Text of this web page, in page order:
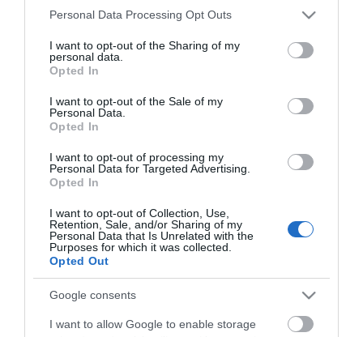
Please note that this website/app uses one or more Google
not limited to your visit or usage behaviour. You may click to
grant or deny consent to Google and its third-party tags to
use your data for below specified purposes in below Google
consent section.
Personal Data Processing Opt Outs
I want to opt-out of the Sharing of my
personal data.
Opted In
I want to opt-out of the Sale of my
Personal Data.
Opted In
I want to opt-out of processing my
Personal Data for Targeted Advertising.
Opted In
I want to opt-out of Collection, Use,
Retention, Sale, and/or Sharing of my
Personal Data that Is Unrelated with the
Purposes for which it was collected.
Opted Out
Google consents
I want to allow Google to enable storage
de rotaciones. Oyarzabal y Silva han entrado en la
convocatoria y probablemente sean titulares. Aritz
Elustondo también lo ha hecho y puede dejar a Le Normand
o Zubeldia en el banquillo.
Top Comunio: los mejores futbolistas como visitante
posibilidad de que el jugador sea
titular, su estado de forma,
rival...pero también cómo rinde el
consiguen jugando como visitante.